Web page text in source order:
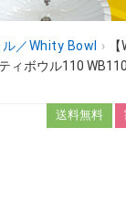
／Whity Bowl ›
ィボウル110
送料無料